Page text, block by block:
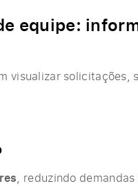
equipe:
visualizar solicitações,
, reduzindo